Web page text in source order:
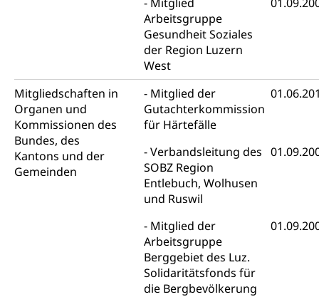
Arbeitsgruppe
Gesundheit Soziales
der Region Luzern
West
Mitgliedschaften in
Organen und
Kommissionen des
Bundes, des
Kantons und der
Gemeinden
Mitglied der
Gutachterkommission
für Härtefälle
Verbandsleitung des
SOBZ Region
Entlebuch, Wolhusen
und Ruswil
Mitglied der
Arbeitsgruppe
Berggebiet des Luz.
Solidaritätsfonds für
die Bergbevölkerung
Schlichtungsbehörde Gleichstellung
Kosten im Zivilprozess
Bankrott, Schulden, Zahlungsunfähigkeit, Pfändung
Schulden (gruezi.lu.ch)
Betreibungsämter
Betreibungsverfahren
Konkursämter
Regierungsform, Stimm- und Wahlrecht,
Stimmrecht, Abstimmungen, Wahlen, politische
Parteien, Grundfreiheiten, Pluralismus
Volksrechte
Kantonale Steuern
Finanzausgleich, Einkommenssteuer, Kopfsteuer,
Personalsteuer, Haushaltssteuer, Vermögenssteuer,
Verrechnungssteuer, Quellensteuer,
Grundstückgewinnsteuer, Liegenschaftssteuer,
Handänderungssteuer, Grundsteuer, Kirchensteuer,
Reklameplakatsteuer, Verkehrssteuer,
Erbschaftssteuer, Schenkungssteuer, Gewinn- und
Steuern (Dienststelle)